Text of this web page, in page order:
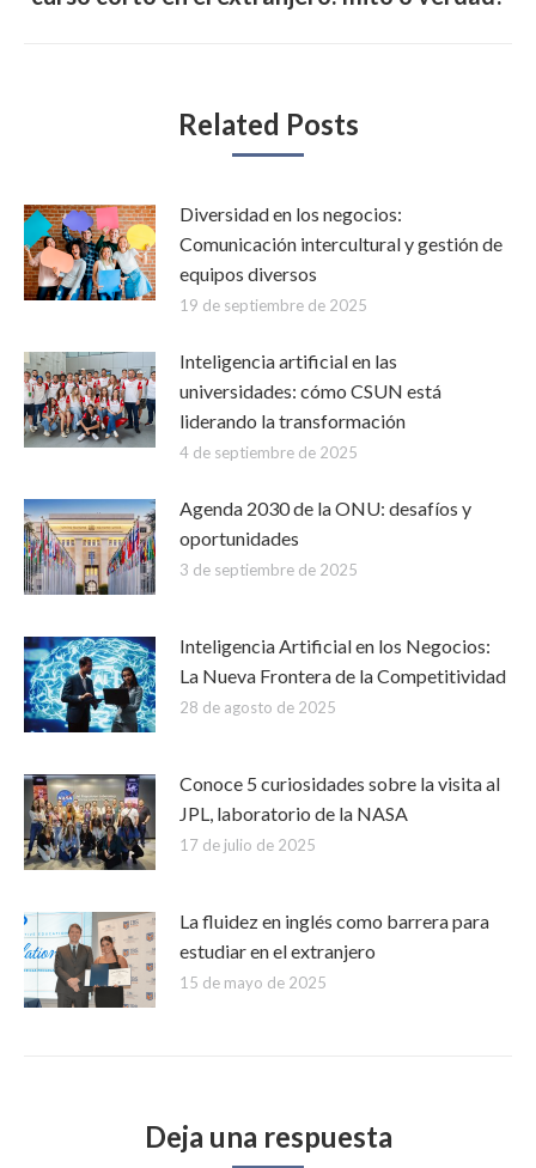
siguiente:
Related Posts
Diversidad en los negocios:
Comunicación intercultural y gestión de
equipos diversos
19 de septiembre de 2025
Inteligencia artificial en las
universidades: cómo CSUN está
liderando la transformación
4 de septiembre de 2025
Agenda 2030 de la ONU: desafíos y
oportunidades
3 de septiembre de 2025
Inteligencia Artificial en los Negocios:
La Nueva Frontera de la Competitividad
28 de agosto de 2025
Conoce 5 curiosidades sobre la visita al
JPL, laboratorio de la NASA
17 de julio de 2025
La fluidez en inglés como barrera para
estudiar en el extranjero
15 de mayo de 2025
Deja una respuesta